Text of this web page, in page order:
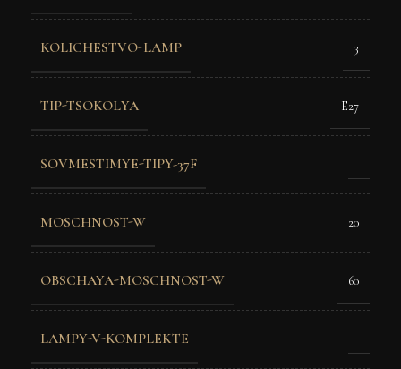
KOLICHESTVO-LAMP 3
TIP-TSOKOLYA E27
SOVMESTIMYE-TIPY-37F
MOSCHNOST-W 20
OBSCHAYA-MOSCHNOST-W 60
LAMPY-V-KOMPLEKTE